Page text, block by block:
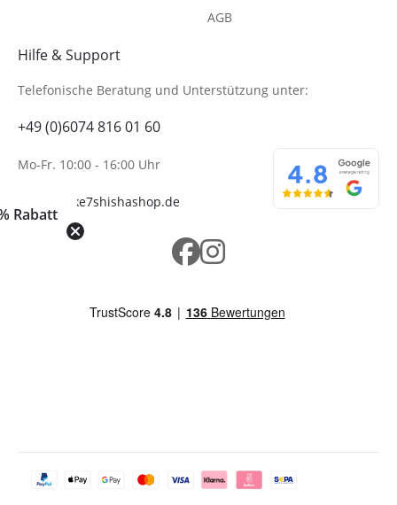
Rabatt
Hilfe & Support
Telefonische Beratung und Unterstützung unter:
+49 (0)6074 816 01 60
Mo-Fr. 10:00 - 16:00 Uhr
info@wolke7shishashop.de
AGB